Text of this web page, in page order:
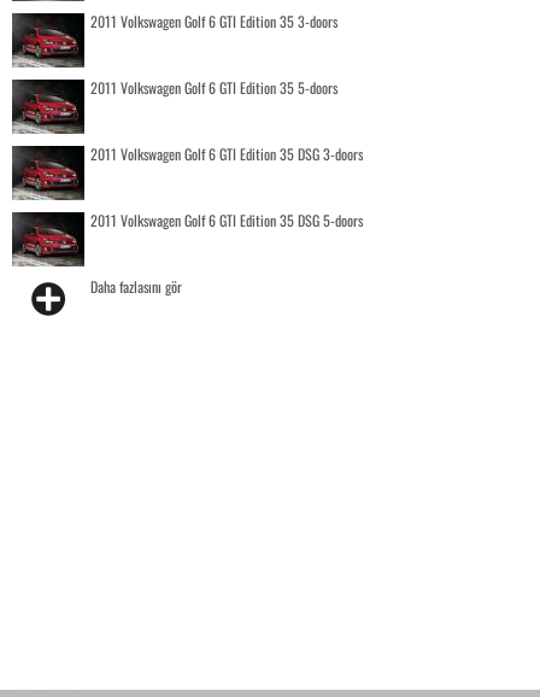
2011 Volkswagen Golf 6 GTI Edition 35 3-doors
2011 Volkswagen Golf 6 GTI Edition 35 5-doors
2011 Volkswagen Golf 6 GTI Edition 35 DSG 3-doors
2011 Volkswagen Golf 6 GTI Edition 35 DSG 5-doors
Daha fazlasını gör